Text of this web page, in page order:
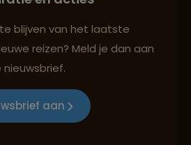
voor mens, cultuur en milieu
blijven van het laatste
reizen? Meld je dan aan
aan